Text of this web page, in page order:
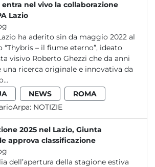
entra nel vivo la collaborazione
Lazio
Lazio ha aderito sin da maggio 2022 al
“Thybris – il fiume eterno”, ideato
visivo Roberto Ghezzi che da anni
una ricerca originale e innovativa da
NEWS
ROMA
NOTIZIE
2025 nel Lazio, Giunta
approva classificazione
dell’apertura della stagione estiva